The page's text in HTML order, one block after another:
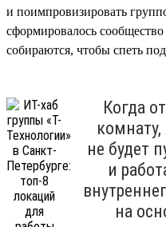
и поимпровизировать
сформировалось
собираются, чтобы спеть под
Когда
комнату,
не будет
и
на